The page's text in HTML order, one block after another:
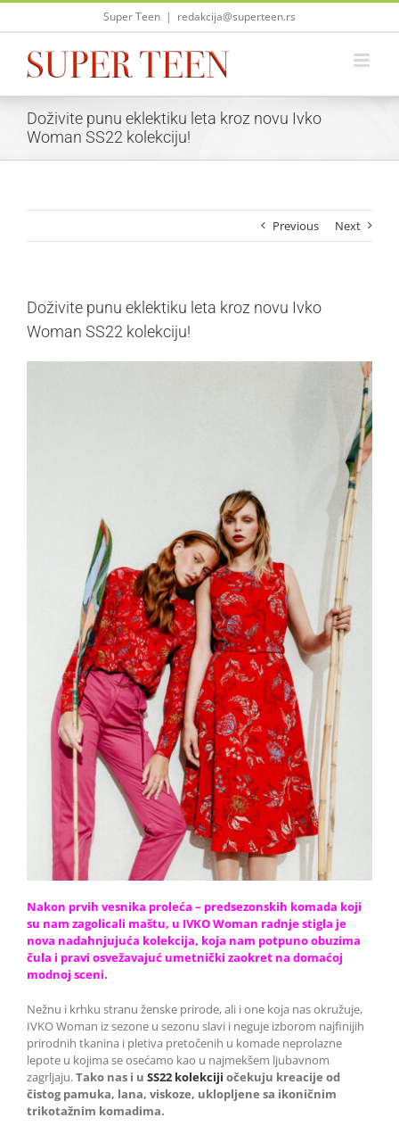
Skip
Super Teen | redakcija@superteen.rs
Doživite punu eklektiku leta kroz novu Ivko
Woman SS22 kolekciju!
Previous Next
Doživite punu eklektiku leta kroz novu Ivko
Woman SS22 kolekciju!
Nakon prvih vesnika proleća – predsezonskih komada koji
su nam zagolicali maštu, u IVKO Woman radnje stigla je
nova nadahnjujuća kolekcija, koja nam potpuno obuzima
čula i pravi osvežavajuć umetnički zaokret na domaćoj
modnoj sceni.
Nežnu i krhku stranu ženske prirode, ali i one koja nas okružuje,
IVKO Woman iz sezone u sezonu slavi i neguje izborom najfinijih
prirodnih tkanina i pletiva pretočenih u komade neprolazne
lepote u kojima se osećamo kao u najmekšem ljubavnom
zagrljaju.Tako nas i u SS22 kolekciji očekuju kreacije od
čistog pamuka, lana, viskoze, uklopljene sa ikoničnim
trikotažnim komadima.